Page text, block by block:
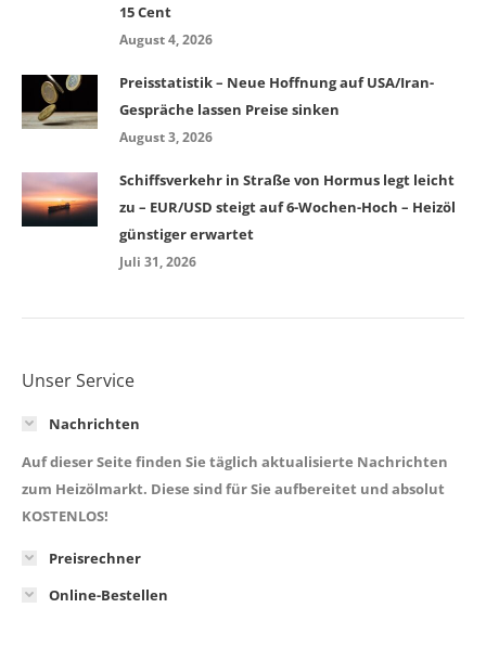
15 Cent
August 4, 2026
Preisstatistik – Neue Hoffnung auf USA/Iran-
Gespräche lassen Preise sinken
August 3, 2026
Schiffsverkehr in Straße von Hormus legt leicht
zu – EUR/USD steigt auf 6-Wochen-Hoch – Heizöl
günstiger erwartet
Juli 31, 2026
Unser Service
Nachrichten
Auf dieser Seite finden Sie täglich aktualisierte Nachrichten
zum Heizölmarkt. Diese sind für Sie aufbereitet und absolut
KOSTENLOS!
Preisrechner
Online-Bestellen